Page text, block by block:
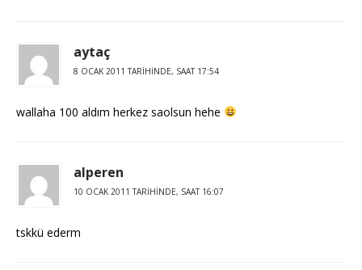
aytaç
8 OCAK 2011 TARIHINDE, SAAT 17:54
wallaha 100 aldım herkez saolsun hehe
alperen
10 OCAK 2011 TARIHINDE, SAAT 16:07
tskkü ederm